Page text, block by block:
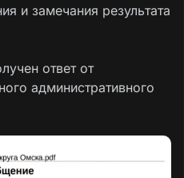
и замечания результата
ответ от
административного